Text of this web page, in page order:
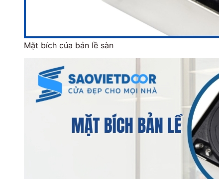
Mặt bích của bản lề sàn